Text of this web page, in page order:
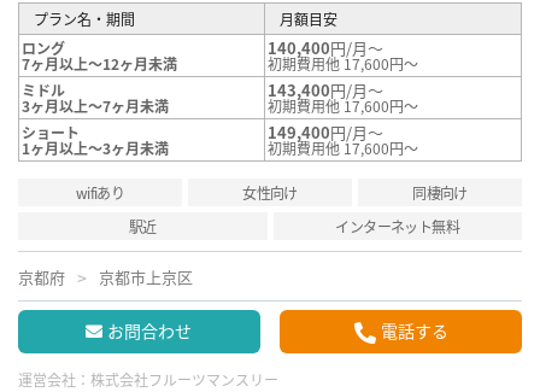
プラン名・期間
月額目安
ロング
7ヶ月以上～12ヶ月未満
140,400円/月～
初期費用他 17,600円～
ミドル
3ヶ月以上～7ヶ月未満
143,400円/月～
初期費用他 17,600円～
ショート
1ヶ月以上～3ヶ月未満
149,400円/月～
初期費用他 17,600円～
wifiあり 女性向け
同棲向け
駅近
インターネット無料
京都府 京都市上京区
お問合わせ 電話する
運営会社： 株式会社フルーツマンスリー